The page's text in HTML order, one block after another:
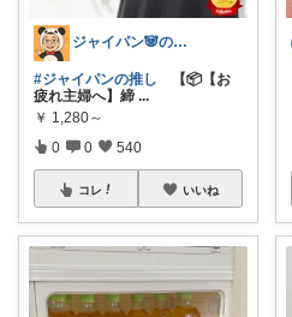
ジャイパン🐼の当直明け回復ROOM
#ジャイパンの推し 【📦【お
疲れ主婦へ】締 ...
￥ 1,280～
0 0 540
コレ いいね